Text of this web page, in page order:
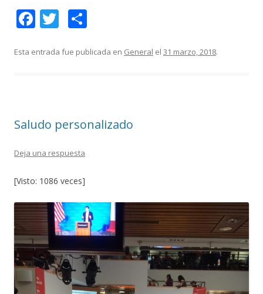
F
e
k
T
itt m
r
Esta entrada fue publicada en General el 31 marzo, 2018.
Saludo personalizado
Deja una respuesta
[Visto: 1086 veces]